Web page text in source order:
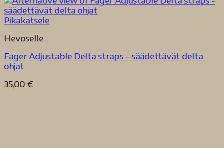
Pikakatsele
Hevoselle
Fager Adjustable Delta straps – säädettävät delta
ohjat
35,00 €